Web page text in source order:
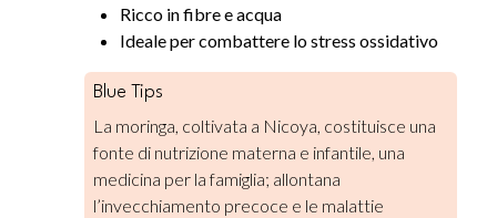
Ricco in fibre e acqua
Ideale per combattere lo stress ossidativo
Blue Tips
La moringa, coltivata a Nicoya, costituisce una
fonte di nutrizione materna e infantile, una
medicina per la famiglia; allontana
l’invecchiamento precoce e le malattie